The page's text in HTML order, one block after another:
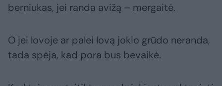
berniukas, jei randa avižą – mergaitė.
O jei lovoje ar palei lovą jokio grūdo neranda,
tada spėja, kad pora bus bevaikė.